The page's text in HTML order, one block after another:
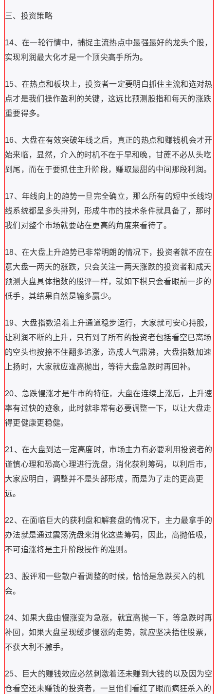
三、投资策略
14、在一轮行情中，捕捉主流热点中最强最好的龙头个股，
实现利润最大化才是一个顶尖高手所为。
15、在热点和板块上，投资者一定要明白抓住主流和选对热
点才是我们操作盈利的关键，这远比预测股指和每天的涨跌
重要得多。
16、大盘在有效突破年线之后，真正的热点和赚钱机会才开
始来临，显然，介入的时机不在于早和晚，甘蔗不必从头吃
到尾，而在于要抓住主升阶段，赚取最甜的中间那段利润。
17、年线向上的趋势一旦完全确立，那么所有的短中长线均
线系统都呈多头排列，形成牛市的技术条件就具备了，那时
我们对整个市场就要站在更高的角度来看待了。
18、在大盘上升趋势已非常明朗的情况下，投资者就不应在
意大盘一两天的涨跌，只会关注一两天涨跌的投资者和成天
预测大盘具体指数的股评一样，就如下棋只会看眼前一步的
低手，其结果自然是输多赢少。
19、大盘指数沿着上升通道稳步运行，大家就可安心持股，
让利润不断的上升，只有到了所有的投资者包括看空已离场
的空头也按捺不住翻多追涨，造成人气鼎沸，大盘指数加速
上扬时，大家就应逢高抛出，等待大盘急跌时再回补。
20、急跌慢涨才是牛市的特征，大盘在连续上涨后，上升速
率有过快的迹象，此时就非常有必要调整一下，以让大盘走
得更健康更稳健。
21、在大盘到达一定高度时，市场主力有必要利用投资者的
谨慎心理和恐高心理进行洗盘，消化获利筹码，以利后市，
大家应明白，调整并不是头部形成，而是为了走的更高更
远。
22、在面临巨大的获利盘和解套盘的情况下，主力最拿手的
办法就是通过震荡洗盘来消化这些筹码，因此，高抛低吸，
不可追涨将是主升阶段操作的准则。
23、股评和一些散户看调整的时候，恰恰是急跌买入的机
会。
24、如果大盘由慢涨变为急涨，就宜高抛一下，等急跌时再
补回，如果大盘呈现缓步慢涨的走势，就应坚决捂住股票，
不获大利不撒手。
25、巨大的赚钱效应必然刺激着还未赚到大钱的以及因为空
仓看空还未赚钱的投资者，一旦他们看红了眼而疯狂杀入的